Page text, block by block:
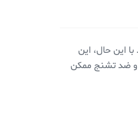
این حال، این
و ضد تشنج ممکن